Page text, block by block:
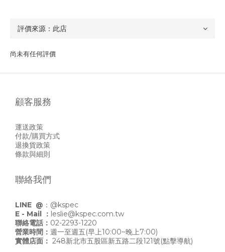
尚未有任何評價
顧客服務
運送政策
付款/購買方式
退換貨政策
條款與細則
聯絡我們
LINE @ ： @kspec
E - Mail ： leslie@kspec.com.tw
聯絡電話： 02-2293-1220
營業時間： 週一至週五(早上10:00~晚上7:00)
實體店面： 248新北市五股區新五路二段121號(點擊導航)